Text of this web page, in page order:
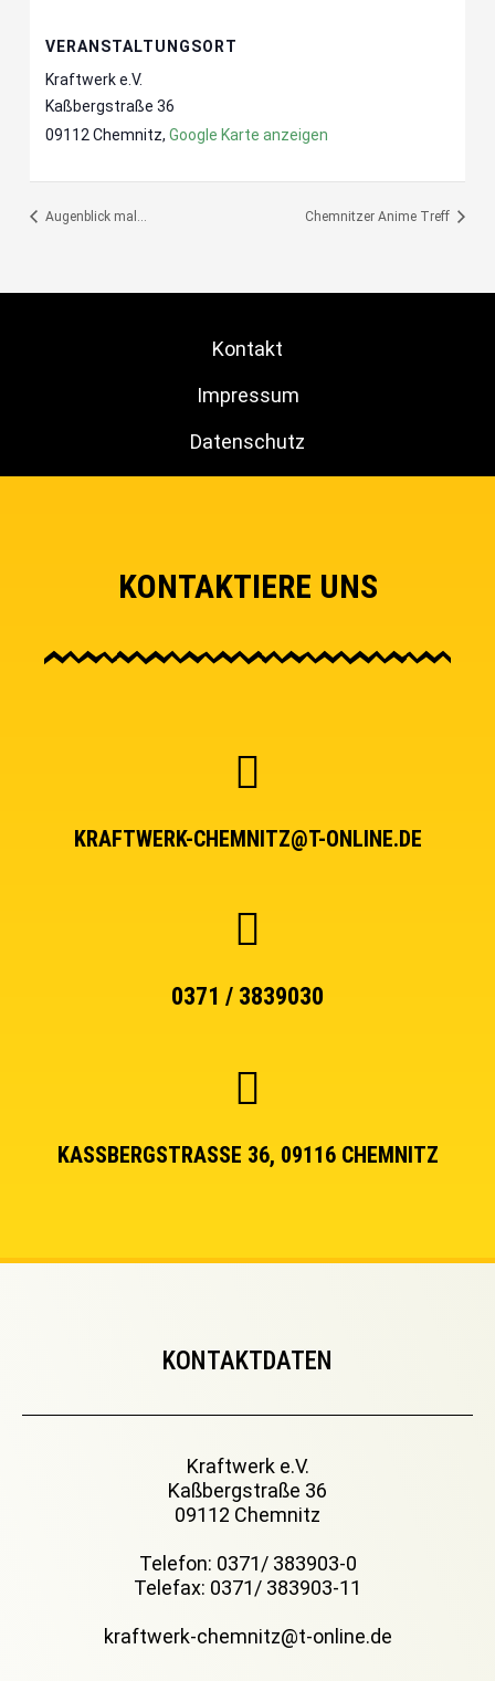
VERANSTALTUNGSORT
Kraftwerk e.V.
Kaßbergstraße 36
09112 Chemnitz, Google Karte anzeigen
Augenblick mal… Chemnitzer Anime Treff
Kontakt
Impressum
Datenschutz
KONTAKTIERE UNS
KRAFTWERK-CHEMNITZ@T-ONLINE.DE
0371 / 3839030
KASSBERGSTRASSE 36, 09116 CHEMNITZ
KONTAKTDATEN
Kraftwerk e.V.
Kaßbergstraße 36
09112 Chemnitz
Telefon: 0371/ 383903-0
Telefax: 0371/ 383903-11
kraftwerk-chemnitz@t-online.de